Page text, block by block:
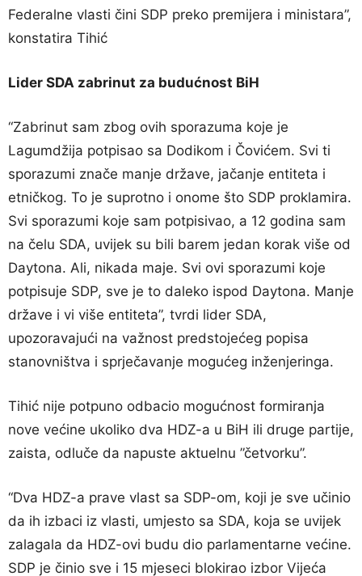
Federalne vlasti čini SDP preko premijera i ministara”,
konstatira Tihić
Lider SDA zabrinut za budućnost BiH
“Zabrinut sam zbog ovih sporazuma koje je
Lagumdžija potpisao sa Dodikom i Čovićem. Svi ti
sporazumi znače manje države, jačanje entiteta i
etničkog. To je suprotno i onome što SDP proklamira.
Svi sporazumi koje sam potpisivao, a 12 godina sam
na čelu SDA, uvijek su bili barem jedan korak više od
Daytona. Ali, nikada maje. Svi ovi sporazumi koje
potpisuje SDP, sve je to daleko ispod Daytona. Manje
države i vi više entiteta”, tvrdi lider SDA,
upozoravajući na važnost predstojećeg popisa
stanovništva i sprječavanje mogućeg inženjeringa.
Tihić nije potpuno odbacio mogućnost formiranja
nove većine ukoliko dva HDZ-a u BiH ili druge partije,
zaista, odluče da napuste aktuelnu ”četvorku”.
“Dva HDZ-a prave vlast sa SDP-om, koji je sve učinio
da ih izbaci iz vlasti, umjesto sa SDA, koja se uvijek
zalagala da HDZ-ovi budu dio parlamentarne većine.
SDP je činio sve i 15 mjeseci blokirao izbor Vijeća